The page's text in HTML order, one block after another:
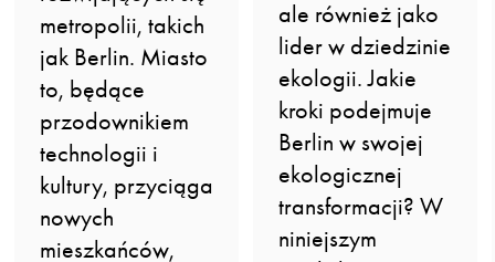
metropolii, takich
jak Berlin. Miasto
to, będące
przodownikiem
technologii i
kultury, przyciąga
nowych
mieszkańców,
ale również jako
lider w dziedzinie
ekologii. Jakie
kroki podejmuje
Berlin w swojej
ekologicznej
transformacji? W
niniejszym